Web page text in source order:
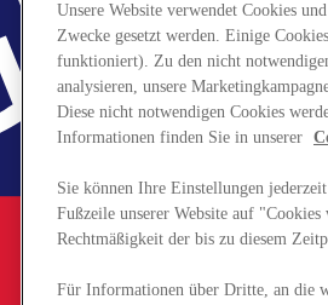
Unsere Website verwendet Cookies
Zwecke gesetzt werden. Einige
funktioniert). Zu den nicht
analysieren, unsere
Diese nicht notwendigen Cookies
Informationen finden Sie in unserer
Sie können Ihre Einstellungen
Fußzeile unserer Website auf
Rechtmäßigkeit der bis zu diesem
Für Informationen über Dritte, an die